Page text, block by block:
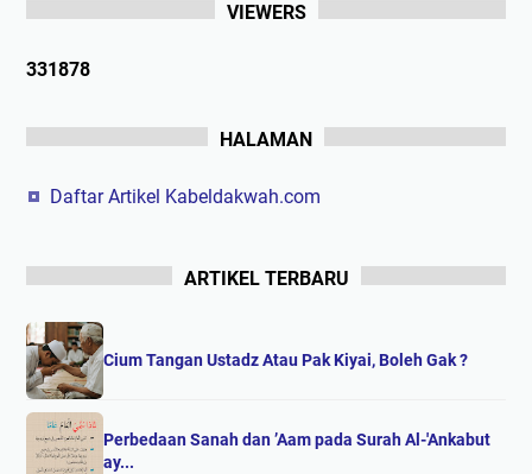
VIEWERS
331878
HALAMAN
Daftar Artikel Kabeldakwah.com
ARTIKEL TERBARU
Cium Tangan Ustadz Atau Pak Kiyai, Boleh Gak ?
Perbedaan Sanah dan ’Aam pada Surah Al-'Ankabut
ay...